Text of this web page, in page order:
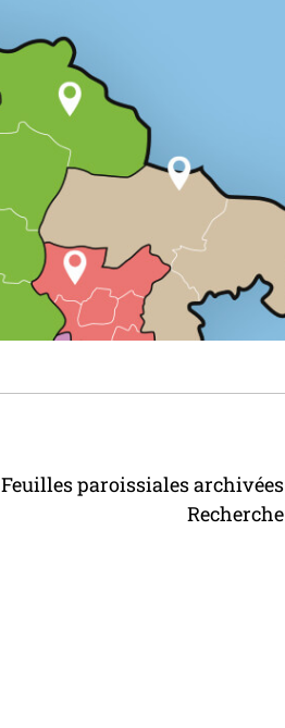
Feuilles paroissiales archivées
Recherche